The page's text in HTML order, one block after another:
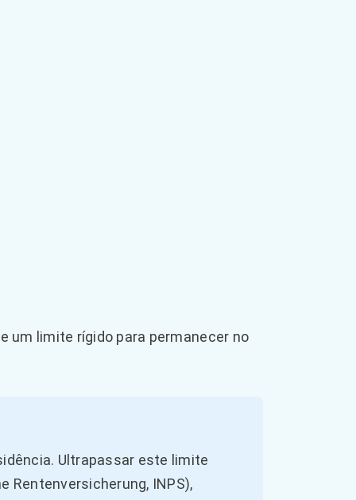
um limite rígido para permanecer no
Ultrapassar este limite
Rentenversicherung, INPS),